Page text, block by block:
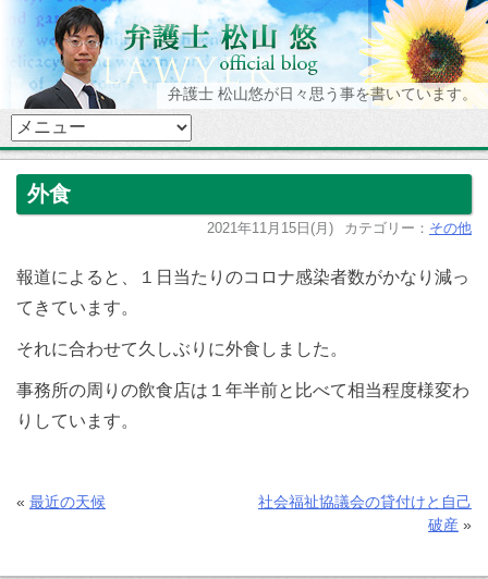
弁護士 松山悠が日々思う事を書いています。
外食
2021年11月15日(月) カテゴリー： その他
報道によると、１日当たりのコロナ感染者数がかなり減っ
てきています。
それに合わせて久しぶりに外食しました。
事務所の周りの飲食店は１年半前と比べて相当程度様変わ
りしています。
« 最近の天候
社会福祉協議会の貸付けと自己
破産 »